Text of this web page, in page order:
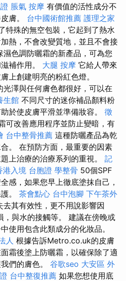
脹氣 按摩 有價值的活性成分不
膚。 台中國術館推薦 護理之家
特殊的無空包裝，它起到了熱水
熱，不會改變質地，並且不會接
色調防曬霜的新產品，可為您
補作用。 大腿 按摩 它給人帶來
上創建明亮的粉紅色燈。
光澤與任何膚色都很好，可以在
生館 不同尺寸的迷你補品顏料粉
於使皮膚平滑並準備妝容。 徵
可改善應用程序並防止變暗，有
台中整骨推薦 這種防曬產品為乾
。 在預防方面，最重要的因素
上治療的治療系列的重視。 記
港入境 台胞證 學整骨 50個SPF
感，如果您早上徹底塗抹自己，
。 茶會點心 台中泡腳 下午茶外
去其有效性，更不用說影響因
與水的接觸等。 建議在傍晚或
使用包含此類成分的化妝品。
人 根據告訴Metro.co.uk的皮膚
霜後塗上防曬霜，以確保除了適
們的膚色。 谷歌seo 大安區 外
台中整復推薦 如果您想使用底